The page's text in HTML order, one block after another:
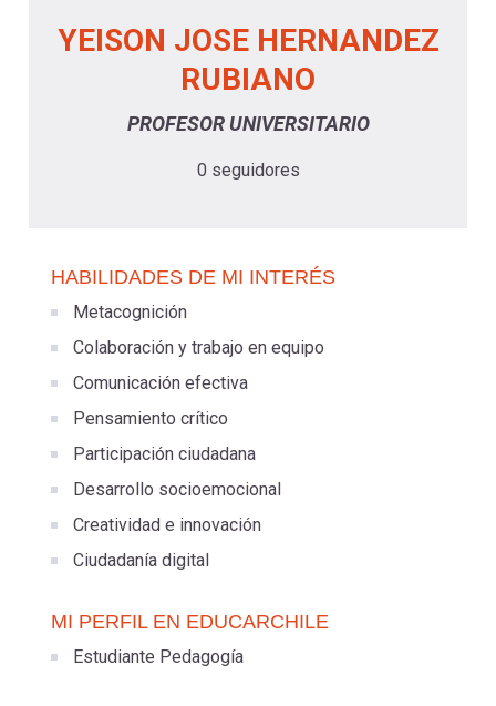
cuenta
YEISON JOSE HERNANDEZ
RUBIANO
PROFESOR UNIVERSITARIO
0 seguidores
HABILIDADES DE MI INTERÉS
Metacognición
Colaboración y trabajo en equipo
Comunicación efectiva
Pensamiento crítico
Participación ciudadana
Desarrollo socioemocional
Creatividad e innovación
Ciudadanía digital
MI PERFIL EN EDUCARCHILE
Estudiante Pedagogía